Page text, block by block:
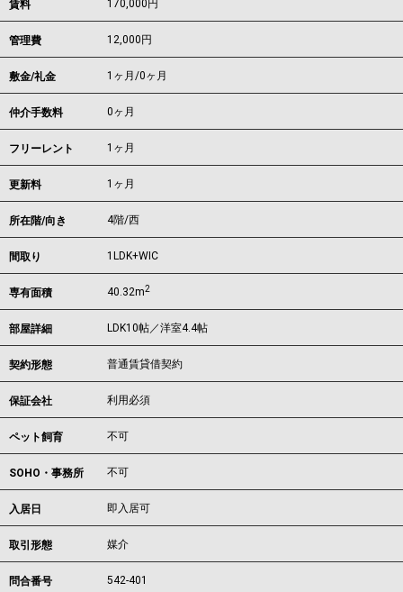
賃料 170,000 円
管理費 12,000円
敷金/礼金 1ヶ月/0ヶ月
仲介手数料 0ヶ月
フリーレント 1ヶ月
更新料 1ヶ月
所在階/向き 4階/西
間取り 1LDK+WIC
専有面積 40.32m2
部屋詳細 LDK10帖／洋室4.4帖
契約形態 普通賃貸借契約
保証会社 利用必須
ペット飼育 不可
SOHO・事務所 不可
入居日 即入居可
取引形態 媒介
問合番号 542-401